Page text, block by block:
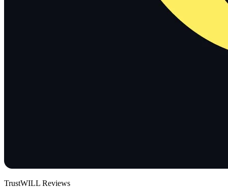
TrustWILL Reviews